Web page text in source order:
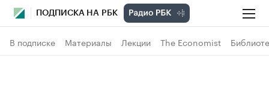
ПОДПИСКА НА РБК
В подписке Материалы Лекции The Economist